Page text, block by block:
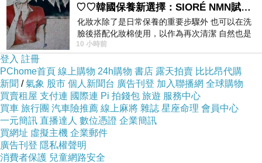
商品訊息簡述:
品名: 白雪Snow white 保濕卸妝乳
容量: 150g
成份 : water. Hydrolyzed conchiolion Protein. Sodium
Hyaluronate .seaweed .aloe vera .cucumber. chamomile.
horsetail .green tea extract. glycerin .propylene glycol usp.
Hydroxyethlcellulose. Methylparaben. phenoxyethanol
♡♡韓國保養新選擇：SIORÉ NMN賦活泡泡化妝水♡♡
化妝水除了是日常保養的重要步驟外 也可以在洗
臉後搭配化妝棉使用，以作為再次清潔 自然也是
我的保養必備品項 不過，我對於化妝
10 小時前
登入 註冊
PChome首頁 線上購物 24h購物 書店 露天拍賣 比比昂代購
新聞 /氣象 股市 個人新聞台 廣告刊登 加入聯播網 全球購物
買賣租屋 支付連 國際連 Pi 拍錢包 旅遊 服務中心
買車 旅行團 汽車險推薦 線上麻將 雜誌 星座命理 會員中心
一元簡訊 直播達人 數位憑證 企業簡訊
買網址 虛擬主機 企業郵件
廣告刊登 隱私權聲明
消費者保護 兒童網路安全